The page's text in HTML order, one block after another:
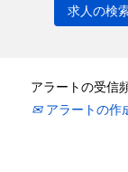
アラートの受信
アラートの作